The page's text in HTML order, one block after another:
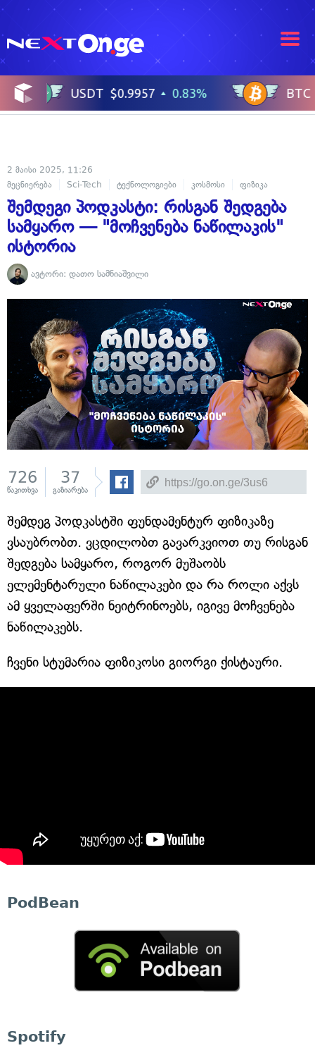
2 მაისი 2025, 11:26
მეცნიერება
Sci-Tech ტექნოლოგიები კოსმოსი ფიზიკა
შემდეგი პოდკასტი: რისგან შედგება
სამყარო — "მოჩვენება ნაწილაკის"
ისტორია
ავტორი: დათო სამნიაშვილი
726
წაკითხვა
37
გაზიარება
შემდეგ პოდკასტში ფუნდამენტურ ფიზიკაზე
ვსაუბრობთ. ვცდილობთ გავარკვიოთ თუ რისგან
შედგება სამყარო, როგორ მუშაობს
ელემენტარული ნაწილაკები და რა როლი აქვს
ამ ყველაფერში ნეიტრინოებს, იგივე მოჩვენება
ნაწილაკებს.
ჩვენი სტუმარია ფიზიკოსი გიორგი ქისტაური.
PodBean
Spotify